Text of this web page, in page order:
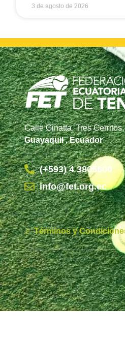
3 de agosto de 2026
Calle Ginatta, Tres
Guayaquil , Ecuador
(+593) 4 3805600
info@fet.org.ec
Términos y